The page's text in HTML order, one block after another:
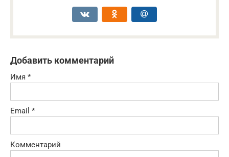
Добавить комментарий
Имя *
Email *
Комментарий